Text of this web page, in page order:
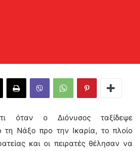
όταν ο Διόνυσος ταξίδεψε
τη Νάξο προ την Ικαρία, το πλοίο
και οι πειρατές θέλησαν να